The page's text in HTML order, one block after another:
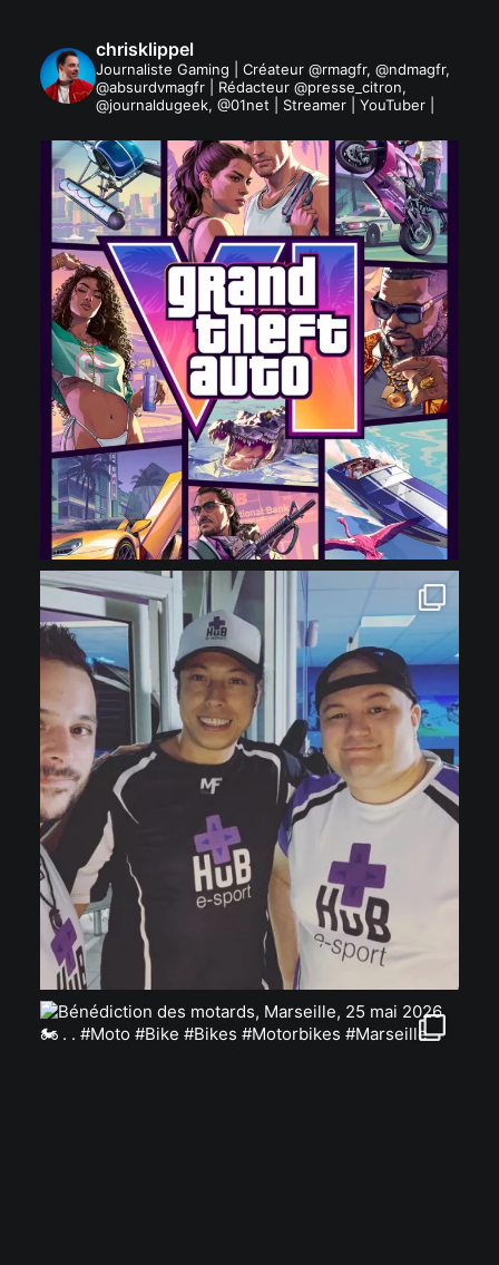
chrisklippel
Journaliste Gaming | Créateur @rmagfr, @ndmagfr,
@absurdvmagfr | Rédacteur @presse_citron,
@journaldugeek, @01net | Streamer | YouTuber |